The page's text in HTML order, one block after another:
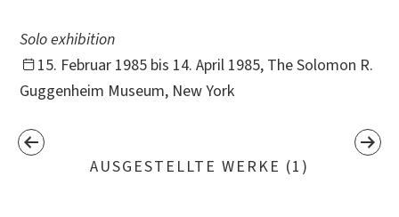
Solo exhibition
15. Februar 1985 bis 14. April 1985, The Solomon R.
Guggenheim Museum, New York
AUSGESTELLTE WERKE (1)